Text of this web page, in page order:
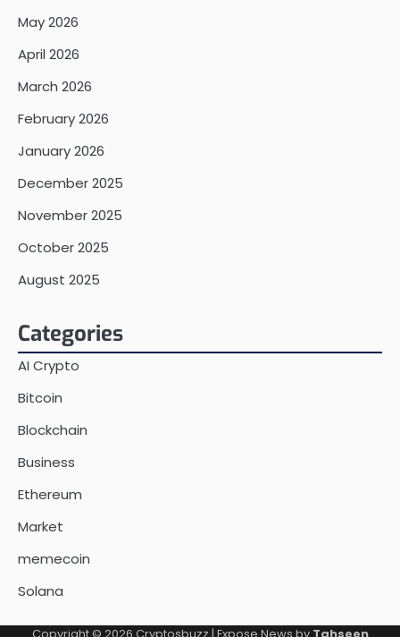
May 2026
April 2026
March 2026
February 2026
January 2026
December 2025
November 2025
October 2025
August 2025
Categories
AI Crypto
Bitcoin
Blockchain
Business
Ethereum
Market
memecoin
Solana